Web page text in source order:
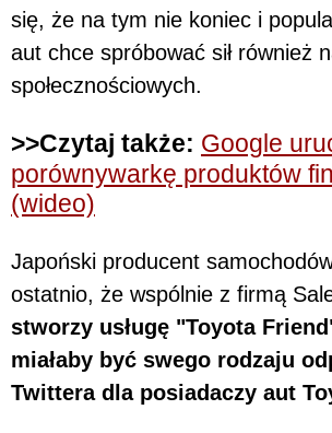
się, że na tym nie koniec i
aut chce spróbować sił również
społecznościowych.
>>Czytaj także: Google
porównywarkę produktów
(wideo)
Japoński producent samochodów
ostatnio, że wspólnie z firmą
stworzy usługę "Toyota
miałaby być swego rodzaju
Twittera dla posiadaczy aut